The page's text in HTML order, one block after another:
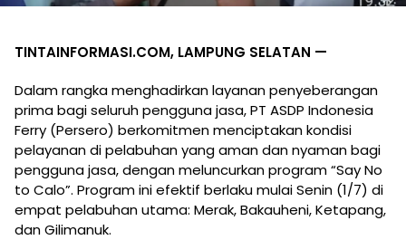
TINTAINFORMASI.COM, LAMPUNG SELATAN —
Dalam rangka menghadirkan layanan penyeberangan
prima bagi seluruh pengguna jasa, PT ASDP Indonesia
Ferry (Persero) berkomitmen menciptakan kondisi
pelayanan di pelabuhan yang aman dan nyaman bagi
pengguna jasa, dengan meluncurkan program “Say No
to Calo”. Program ini efektif berlaku mulai Senin (1/7) di
empat pelabuhan utama: Merak, Bakauheni, Ketapang,
dan Gilimanuk.